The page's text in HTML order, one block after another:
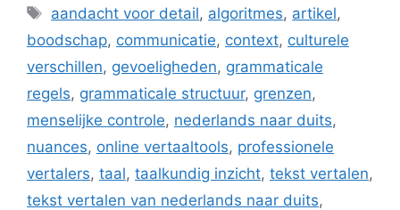
Tags
aandacht voor detail, algoritmes, artikel,
boodschap, communicatie, context, culturele
verschillen, gevoeligheden, grammaticale
regels, grammaticale structuur, grenzen,
menselijke controle, nederlands naar duits,
nuances, online vertaaltools, professionele
vertalers, taal, taalkundig inzicht, tekst vertalen,
tekst vertalen van nederlands naar duits,